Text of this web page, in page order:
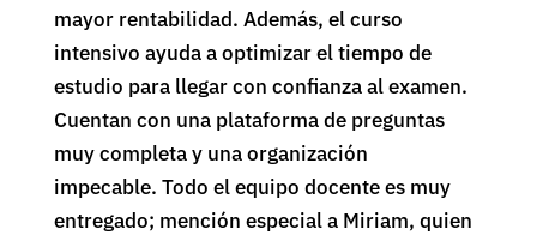
mayor rentabilidad. Además, el curso
intensivo ayuda a optimizar el tiempo de
estudio para llegar con confianza al examen.
Cuentan con una plataforma de preguntas
muy completa y una organización
impecable. Todo el equipo docente es muy
entregado; mención especial a Miriam, quien